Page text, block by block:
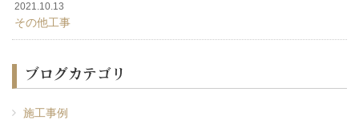
2021.10.13
その他工事
ブログカテゴリ
施工事例